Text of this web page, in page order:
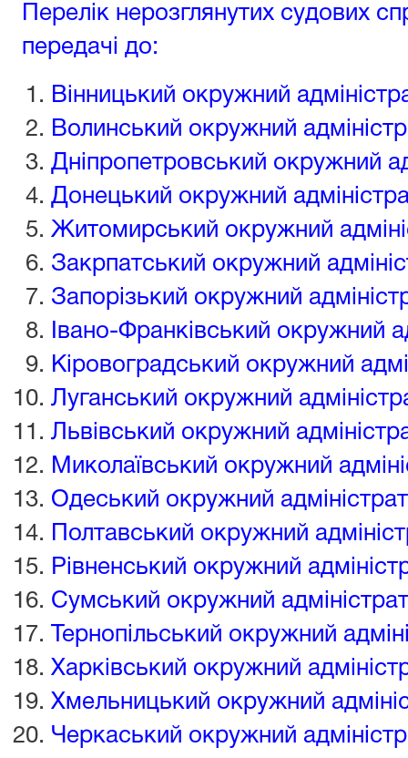
Перелік нерозглянутих судових
передачі до:
Вінницький окружний
Волинський окружний
Дніпропетровський окружний
Донецький окружний
Житомирський окружний
Закрпатський окружний
Запорізький окружний
Івано-Франківський окружний
Кіровоградський окружний
Луганський окружний
Львівський окружний
Миколаївський окружний
Одеський окружний
Полтавський окружний
Рівненський окружний
Сумський окружний
Тернопільський окружний
Харківський окружний
Хмельницький окружний
Черкаський окружний